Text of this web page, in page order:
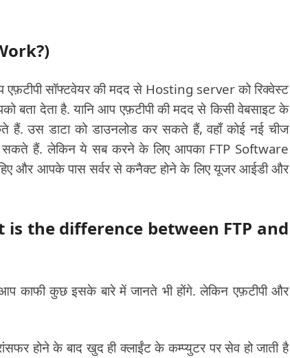
एफ़टीपी सॉफ्टवेयर की मदद से Hosting server को रिक्वेस्ट
बता देता है. यानि आप एफ़टीपी की मदद से किसी वेबसाइट के
हैं. उस डाटा को डाउनलोड कर सकते हैं, वहाँ कोई नई चीज
हैं. लेकिन ये सब करने के लिए आपका FTP Software
और आपके पास सर्वर से कनैक्ट होने के लिए यूजर आईडी और
is the difference between FTP and
आप काफी कुछ इसके बारे में जानते भी होंगे. लेकिन एफ़टीपी और
होने के बाद खुद ही क्लाईंट के कम्प्युटर पर सेव हो जाती है